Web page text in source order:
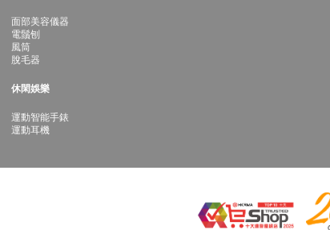
面部美容儀器
電鬚刨
風筒
脫毛器
休閑娛樂
運動智能手錶
運動耳機